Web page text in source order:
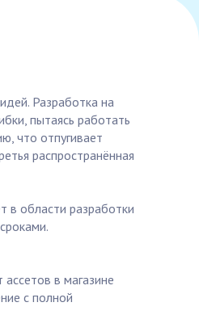
Разработка на
пытаясь работать
что отпугивает
распространённая
в области разработки
в магазине
с полной